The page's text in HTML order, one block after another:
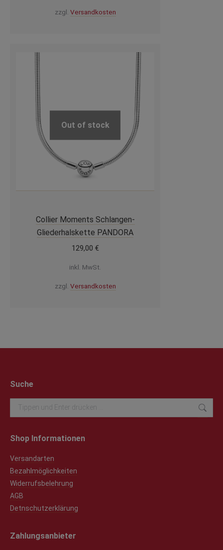
zzgl. Versandkosten
Out of stock
Collier Moments Schlangen-
Gliederhalskette PANDORA
129,00 €
inkl. MwSt.
zzgl. Versandkosten
Suche
Search:
Shop Informationen
Versandarten
Bezahlmöglichkeiten
Widerrufsbelehrung
AGB
Detnschutzerklärung
Zahlungsanbieter